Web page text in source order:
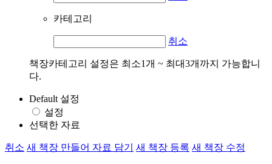
카테고리
취소
책장카테고리 설정은 최소1개 ~ 최대3개까지 가능합니
다.
Default 설정
설정
선택한 자료
취소 새 책장 만들어 자료 담기 새 책장 등록 새 책장 수정